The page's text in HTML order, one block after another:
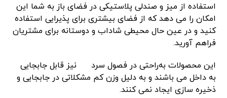
استفاده از میز و صندلی پلاستیکی در فضای باز به شما این
امکان را می دهد که از فضای بیشتری برای پذیرایی استفاده
کنید و در عین حال محیطی شاداب و دوستانه برای مشتریان
فراهم آورید.
این محصولات به‌راحتی در فصول سرد
نیز قابل جابجایی
به داخل می باشند و به دلیل وزن کم مشکلاتی در جابجایی و
ذخیره سازی ایجاد نمی کنند.